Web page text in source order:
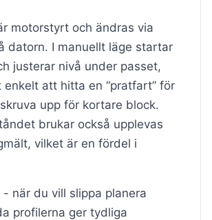
motorstyrt och ändras via
datorn. I manuellt läge startar
justerar nivå under passet,
att hitta en “pratfart” för
upp för kortare block.
brukar också upplevas
vilket är en fördel i
- när du vill slippa planera
profilerna ger tydliga